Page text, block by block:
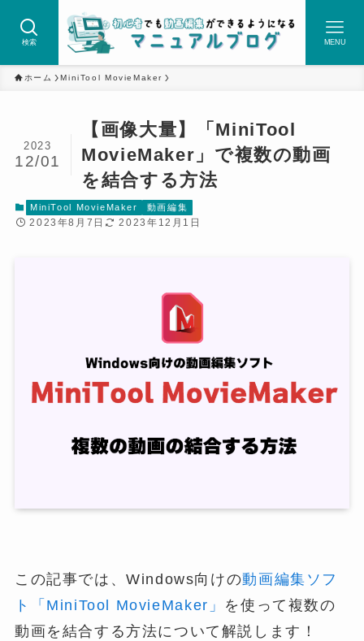
検索 MENU
ホーム MiniTool MovieMaker
【画像大量】「MiniTool
MovieMaker」で複数の動画
を結合する方法
2023
12/01
MiniTool MovieMaker 動画編集
2023年8月7日 2023年12月1日
この記事では、Windows向けの動画編集ソフ
ト「MiniTool MovieMaker」 を使って複数の
動画を結合する方法について解説します！